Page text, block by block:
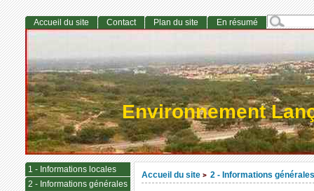
Environnement
Accueil du site > 2 - Informations générales
Accueil du site Contact Plan du site En résumé
1 - Informations locales
2 - Informations générales